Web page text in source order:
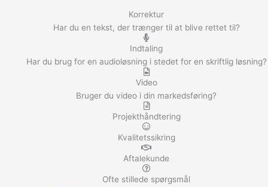
Korrektur
Har du en tekst, der trænger til at blive rettet til?
Indtaling
Har du brug for en audioløsning i stedet for en skriftlig løsning?
Video
Bruger du video i din markedsføring?
Projekthåndtering
Kvalitetssikring
Aftalekunde
Ofte stillede spørgsmål